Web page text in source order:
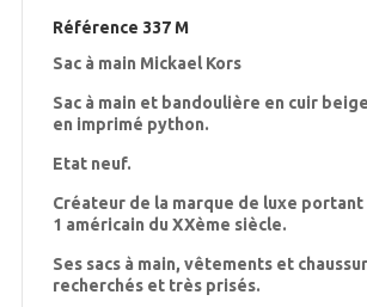
Référence 337 M
Sac à main Mickael Kors
Sac à main et bandoulière en cuir
en imprimé python.
Etat neuf.
Créateur de la marque de luxe portant
1 américain du XXème siècle.
Ses sacs à main, vêtements et
recherchés et très prisés.